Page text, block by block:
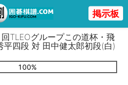
掲示板
TLEOグループこの道杯・飛
四段 対 田中健太郎初段(白)
100%